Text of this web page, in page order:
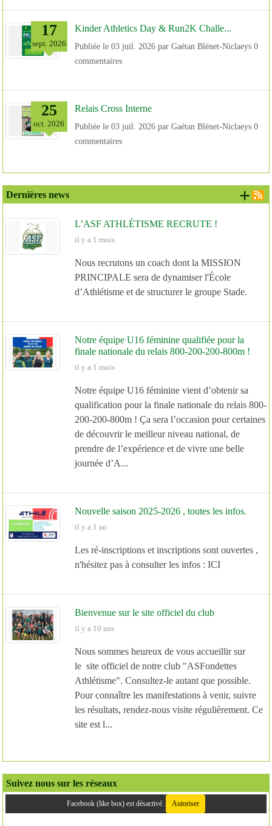
17
sept. 2026
Kinder Athletics Day & Run2K Challe...
Publiée le 03 juil. 2026par Gaétan Blénet-Niclaeys 0
commentaires
25
oct. 2026
Relais Cross Interne
Publiée le 03 juil. 2026par Gaétan Blénet-Niclaeys 0
commentaires
Dernières news
L’ASF ATHLÉTISME RECRUTE !
il y a 1 mois
Nous recrutons un coach dont la MISSION
PRINCIPALE sera de dynamiser l'École
d’Athlétisme et de structurer le groupe Stade.
Notre équipe U16 féminine qualifiée pour la
finale nationale du relais 800-200-200-800m !
il y a 1 mois
Notre équipe U16 féminine vient d’obtenir sa
qualification pour la finale nationale du relais 800-
200-200-800m ! Ça sera l’occasion pour certaines
de découvrir le meilleur niveau national, de
prendre de l’expérience et de vivre une belle
journée d’A...
Nouvelle saison 2025-2026 , toutes les infos.
il y a 1 an
Les ré-inscriptions et inscriptions sont ouvertes ,
n'hésitez pas à consulter les infos : ICI
Bienvenue sur le site officiel du club
il y a 10 ans
Nous sommes heureux de vous accueillir sur
le site officiel de notre club "ASFondettes
Athlétisme". Consultez-le autant que possible.
Pour connaître les manifestations à venir, suivre
les résultats, rendez-nous visite régulièrement. Ce
site est l...
+
Suivez nous sur les réseaux
Facebook (like box) est désactivé. Autoriser